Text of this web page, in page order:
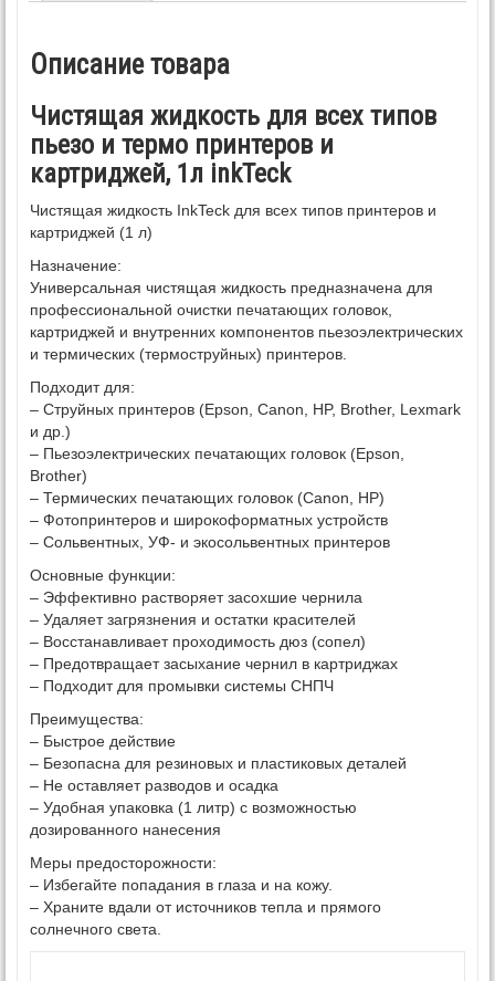
Описание товара
Чистящая жидкость для всех типов
пьезо и термо принтеров и
картриджей, 1л inkTeck
Чистящая жидкость InkTeck для всех типов принтеров и
картриджей (1 л)
Назначение:
Универсальная чистящая жидкость предназначена для
профессиональной очистки печатающих головок,
картриджей и внутренних компонентов пьезоэлектрических
и термических (термоструйных) принтеров.
Подходит для:
– Струйных принтеров (Epson, Canon, HP, Brother, Lexmark
и др.)
– Пьезоэлектрических печатающих головок (Epson,
Brother)
– Термических печатающих головок (Canon, HP)
– Фотопринтеров и широкоформатных устройств
– Сольвентных, УФ- и экосольвентных принтеров
Основные функции:
– Эффективно растворяет засохшие чернила
– Удаляет загрязнения и остатки красителей
– Восстанавливает проходимость дюз (сопел)
– Предотвращает засыхание чернил в картриджах
– Подходит для промывки системы СНПЧ
Преимущества:
– Быстрое действие
– Безопасна для резиновых и пластиковых деталей
– Не оставляет разводов и осадка
– Удобная упаковка (1 литр) с возможностью
дозированного нанесения
Меры предосторожности:
– Избегайте попадания в глаза и на кожу.
– Храните вдали от источников тепла и прямого
солнечного света.